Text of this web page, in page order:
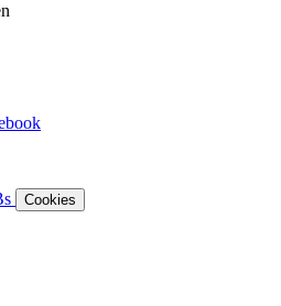
Cookies